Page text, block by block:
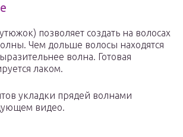
позволяет создать на волосах
Чем дольше волосы находятся
волна. Готовая
лаком.
укладки прядей волнами
видео.